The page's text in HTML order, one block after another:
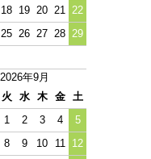
18 19 20 21
22
25 26 27 28 29
2026年9月
火 水 木 金
土
1
2 3 4
5
8 9 10 11
12